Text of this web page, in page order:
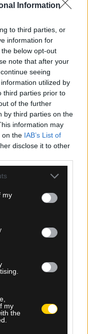
Information
to third parties, or
information for
below opt-out
note that after your
seeing
utilized by
third parties prior to
of the further
by third parties on the
information may
on the IAB’s List of
disclose it to other
or more Google
You may click to
third-party tags to
in below Google
my
my
the
και μπήκε